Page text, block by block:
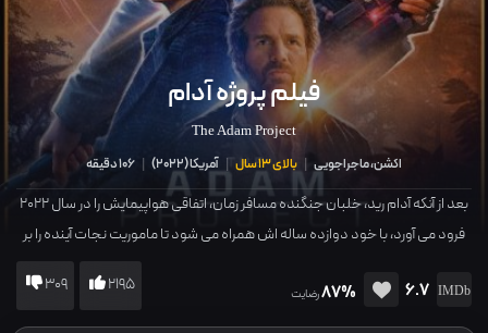
فیلم پروژه آدام
The Adam Project
اکشن، ماجراجویی | بالای 13 سال | آمریکا(
2022
)
|
بعد از آنکه آدام رید، خلبان جنگنده مسافر زمان، اتفاقی هواپیمایش را در سال 2022
فرود می آورد، با خود دوازده ساله اش همراه می شود تا ماموریت نجات آینده را بر
6.7
87%رضایت 2195
309